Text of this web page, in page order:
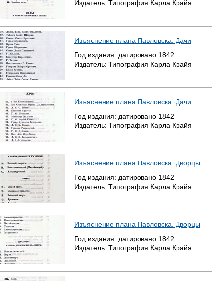
Издатель: Типография Карла Крайя
Изъяснение плана Павловска. Дачи
Год издания: датировано 1842
Издатель: Типография Карла Крайя
Изъяснение плана Павловска. Дачи
Год издания: датировано 1842
Издатель: Типография Карла Крайя
Изъяснение плана Павловска. Дворцы
Год издания: датировано 1842
Издатель: Типография Карла Крайя
Изъяснение плана Павловска. Дворцы
Год издания: датировано 1842
Издатель: Типография Карла Крайя